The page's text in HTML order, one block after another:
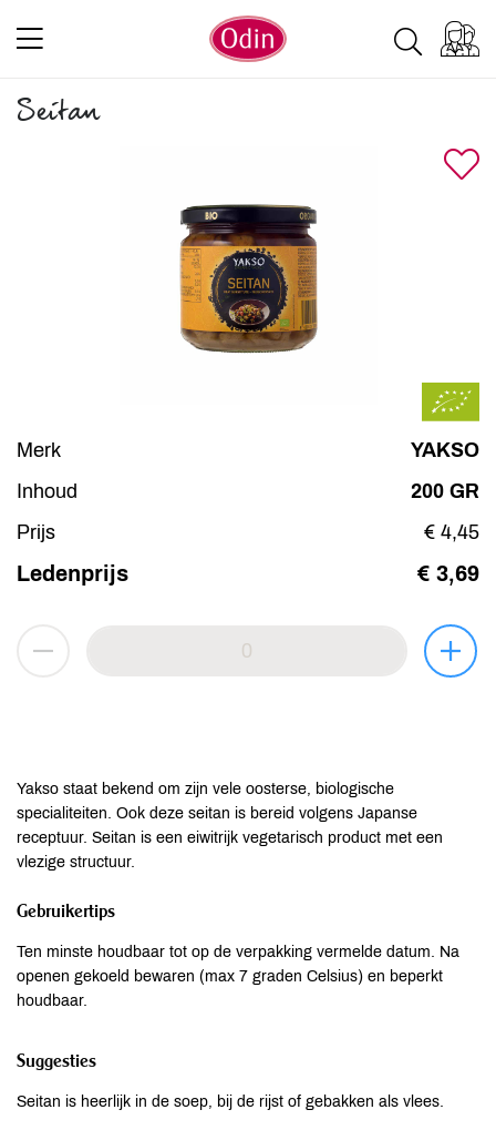
Seitan
Merk
YAKSO
Inhoud
200 GR
Prijs
€ 4,45
Ledenprijs € 3,69
Yakso staat bekend om zijn vele oosterse, biologische
specialiteiten. Ook deze seitan is bereid volgens Japanse
receptuur. Seitan is een eiwitrijk vegetarisch product met een
vlezige structuur.
Gebruikertips
Ten minste houdbaar tot op de verpakking vermelde datum. Na
openen gekoeld bewaren (max 7 graden Celsius) en beperkt
houdbaar.
Suggesties
Seitan is heerlijk in de soep, bij de rijst of gebakken als vlees.